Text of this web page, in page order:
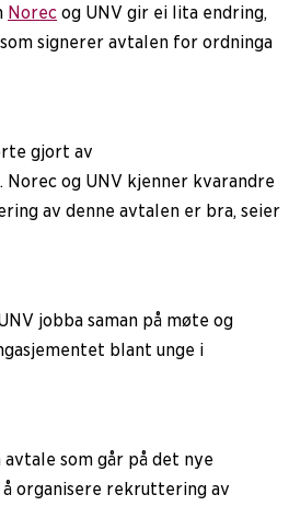
Norec og UNV gir ei lita endring,
signerer avtalen for ordninga
gjort av
og UNV kjenner kvarandre
av denne avtalen er bra, seier
jobba saman på møte og
blant unge i
som går på det nye
organisere rekruttering av